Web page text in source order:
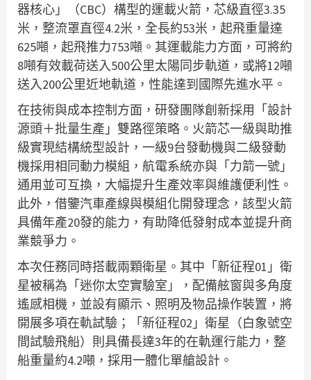
器核心」（CBC）構型的運載火箭，芯級直徑3.35
米，整流罩直徑4.2米，全長約53米，起飛重量達
625噸，起飛推力753噸。其運載能力方面，可將約
8噸有效載荷送入500公里太陽同步軌道，或將12噸
送入200公里近地軌道，性能達到國際先進水平。
在技術與成本控制方面，研發團隊創新採用「設計
源頭＋批量生產」雙路徑策略。火箭芯一級與助推
級實現結構統型設計，一級9台發動機與二級發動
機採用相同動力模組，航電系統亦與「力箭一號」
通用並可互換，大幅提升生產效率與維護便利性。
此外，借鑒汽車產線與模組化開發理念，該型火箭
具備年產20發的能力，有助降低發射成本並提升商
業競爭力。
本次任務同時搭載兩顆衛星。其中「新征程01」衛
星被稱為「迷你太空實驗室」，配備舷窗與多角度
遙感相機，並設有顯示、照明及物品操作裝置，將
開展多項在軌試驗；「新征程02」衛星（白象號空
間試驗飛船）則具備長達3年的在軌運行能力，整
船重量約4.2噸，採用一體化單艙設計。